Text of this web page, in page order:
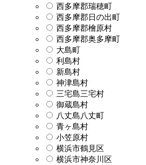
西多摩郡瑞穂町
西多摩郡日の出町
西多摩郡檜原村
西多摩郡奥多摩町
大島町
利島村
新島村
神津島村
三宅島三宅村
御蔵島村
八丈島八丈町
青ヶ島村
小笠原村
横浜市鶴見区
横浜市神奈川区